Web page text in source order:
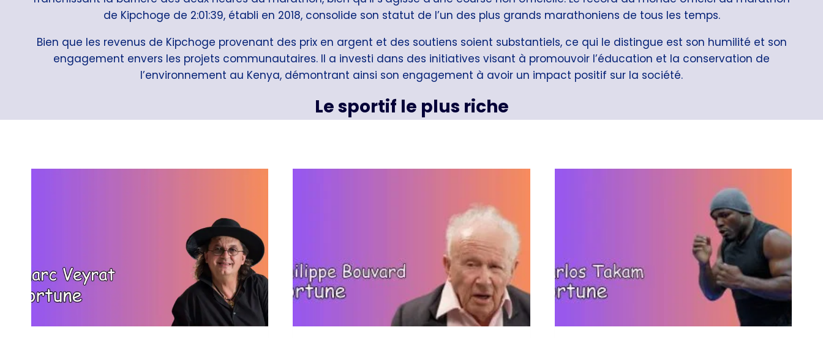
de Kipchoge de 2:01:39, établi en 2018, consolide son statut de l’un des plus grands marathoniens de tous les temps.
Bien que les revenus de Kipchoge provenant des prix en argent et des soutiens soient substantiels, ce qui le distingue est son humilité et son
engagement envers les projets communautaires. Il a investi dans des initiatives visant à promouvoir l’éducation et la conservation de
l’environnement au Kenya, démontrant ainsi son engagement à avoir un impact positif sur la société.
Le sportif le plus riche